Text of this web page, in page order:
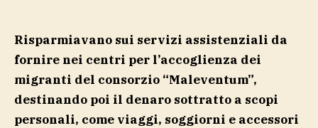
Risparmiavano sui servizi assistenziali da
fornire nei centri per l’accoglienza dei
migranti del consorzio “Maleventum”,
destinando poi il denaro sottratto a scopi
personali, come viaggi, soggiorni e accessori